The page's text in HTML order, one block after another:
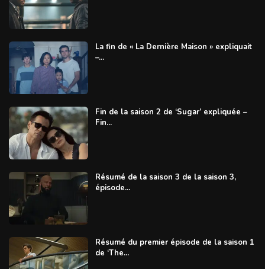
La fin de « La Dernière Maison » expliquait
–...
Fin de la saison 2 de ‘Sugar’ expliquée –
Fin...
Résumé de la saison 3 de la saison 3,
épisode...
Résumé du premier épisode de la saison 1
de ‘The...